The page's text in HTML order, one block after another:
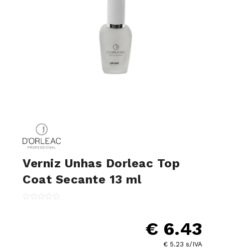
Verniz Unhas Dorleac Top
Coat Secante 13 ml
€ 6.43
€ 5.23 s/IVA